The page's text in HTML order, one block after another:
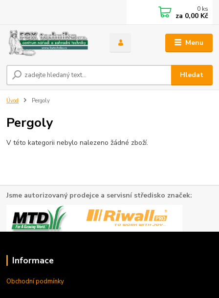
Menu
Hledat
0 ks
za 0,00 Kč
Úvod Pergoly
Pergoly
V této kategorii nebylo nalezeno žádné zboží.
Jsme autorizovaný prodejce a servisní středisko značek:
Informace
Obchodní podmínky